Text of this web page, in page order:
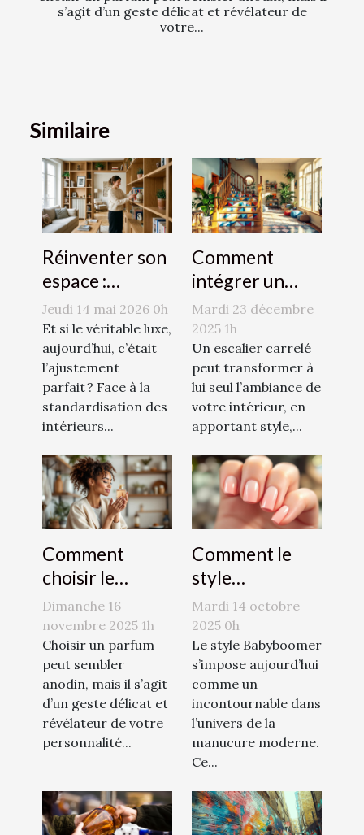
s’agit d’un geste délicat et révélateur de
votre...
Similaire
Réinventer son
espace :
l’audace du sur-
mesure en
décoration
d’intérieur
Jeudi 14 mai 2026 0h
Et si le véritable luxe,
aujourd’hui, c’était
l’ajustement
parfait ? Face à la
standardisation des
intérieurs...
Comment
intégrer un
escalier carrelé
dans votre
décoration
intérieure ?
Mardi 23 décembre
2025 1h
Un escalier carrelé
peut transformer à
lui seul l’ambiance de
votre intérieur, en
apportant style,...
Comment
choisir le
parfum qui
complète votre
personnalité?
Dimanche 16
novembre 2025 1h
Choisir un parfum
peut sembler
anodin, mais il s’agit
d’un geste délicat et
révélateur de votre
personnalité...
Comment le
style
Babyboomer
révolutionne-t-
il la manucure
moderne ?
Mardi 14 octobre
2025 0h
Le style Babyboomer
s’impose aujourd’hui
comme un
incontournable dans
l’univers de la
manucure moderne.
Ce...